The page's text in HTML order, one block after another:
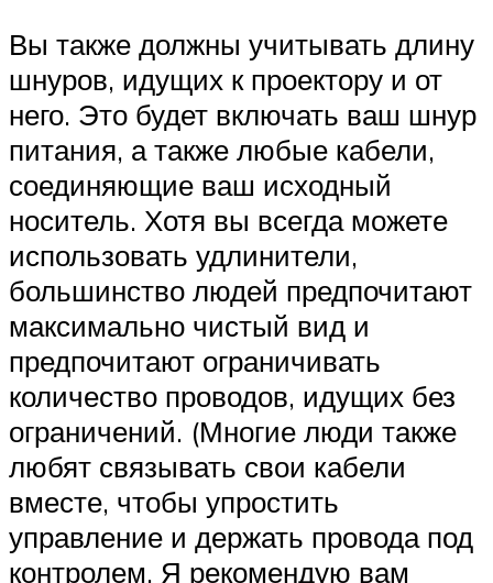
Вы также должны учитывать длину
шнуров, идущих к проектору и от
него. Это будет включать ваш шнур
питания, а также любые кабели,
соединяющие ваш исходный
носитель. Хотя вы всегда можете
использовать удлинители,
большинство людей предпочитают
максимально чистый вид и
предпочитают ограничивать
количество проводов, идущих без
ограничений. (Многие люди также
любят связывать свои кабели
вместе, чтобы упростить
управление и держать провода под
контролем. Я рекомендую вам